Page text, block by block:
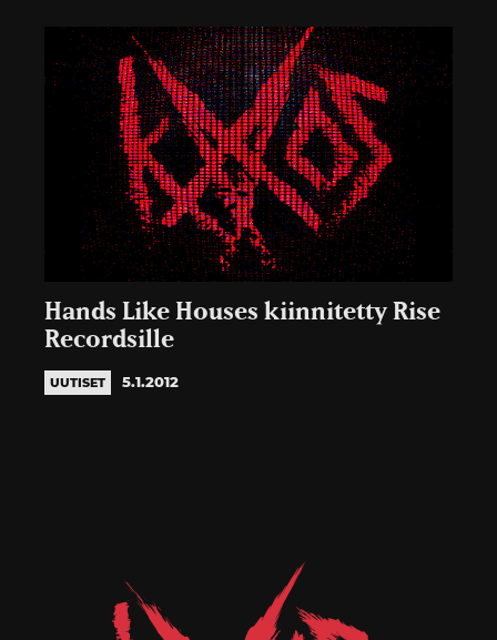
Hands Like Houses kiinnitetty Rise
Recordsille
UUTISET 5.1.2012